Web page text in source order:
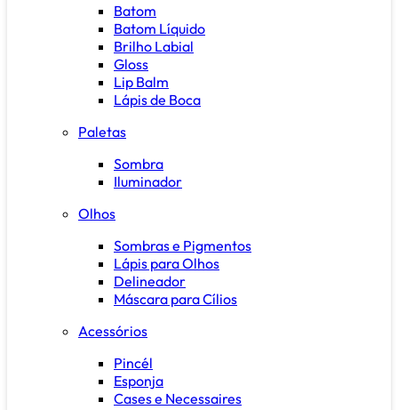
Batom
Batom Líquido
Brilho Labial
Gloss
Lip Balm
Lápis de Boca
Paletas
Sombra
Iluminador
Olhos
Sombras e Pigmentos
Lápis para Olhos
Delineador
Máscara para Cílios
Acessórios
Pincél
Esponja
Cases e Necessaires